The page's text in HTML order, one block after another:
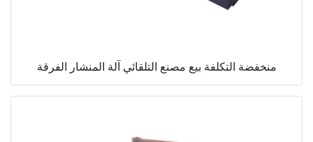
منخفضة التكلفة بيع مصنع التلقائي آلة المنشار الفرقة